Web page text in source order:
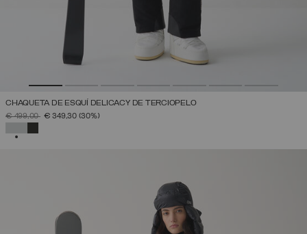
CHAQUETA DE ESQUÍ DELICACY DE TERCIOPELO
PRECIO REBAJADO DE
€ 499,00A€ 349,30 (30%)